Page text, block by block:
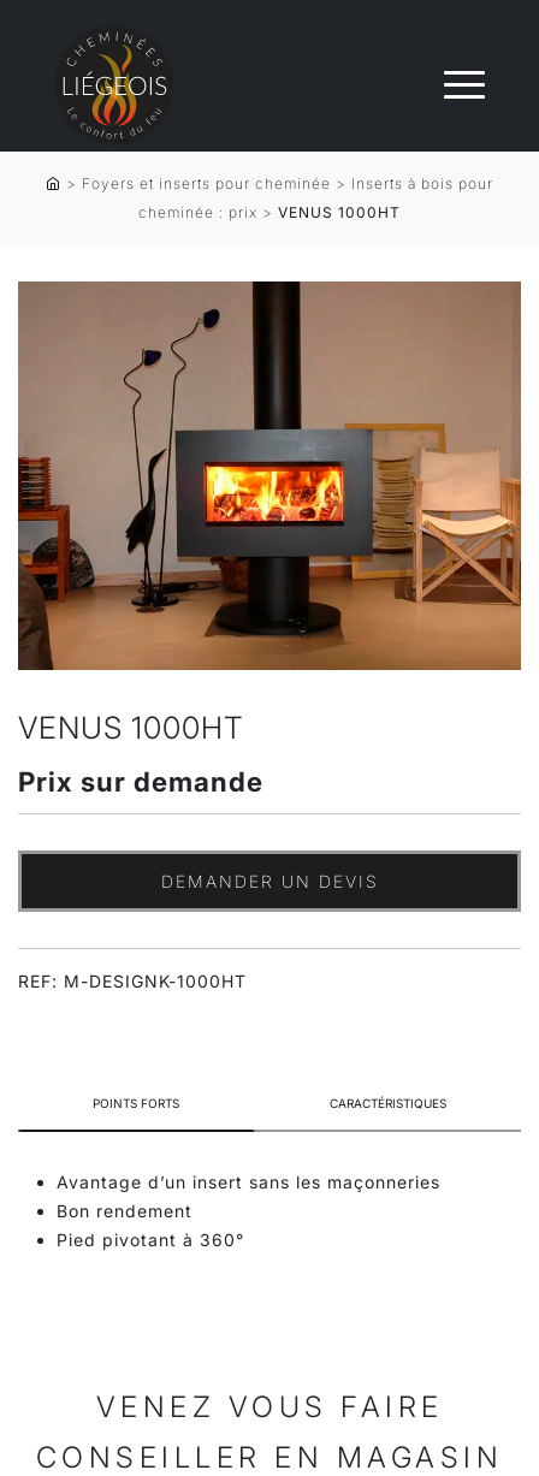
> Foyers et inserts pour cheminée > Inserts à bois pour
cheminée : prix > VENUS 1000HT
VENUS 1000HT
Prix sur demande
DEMANDER UN DEVIS
REF: M-DESIGNK-1000HT
POINTS FORTS CARACTÉRISTIQUES
Avantage d’un insert sans les maçonneries
Bon rendement
Pied pivotant à 360°
VENEZ VOUS FAIRE
CONSEILLER EN MAGASIN